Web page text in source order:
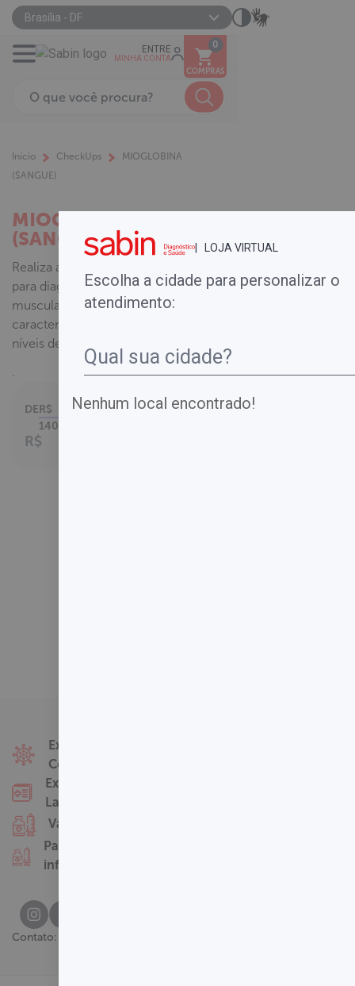
Brasília - DF
ENTRE
MINHA CONTA
COMPRAS
0
Início CheckUps
MIOGLOBINA
(SANGUE)
MIOGLOBINA
(SANGUE)
Realiza a dosagem de mioglobina
para diagnóstico de lesões
musculares e cardíacas
caracterizadas pelo aumento dos
níveis desta proteína.
DER$
140,00
R$
Parcelamento em
Exames
Covid-19
Exames
Laboratoriais
Vacinas
Pacotes
infantis
Contato:
| LOJA VIRTUAL
Escolha a cidade para personalizar o
atendimento:
Nenhum local encontrado!